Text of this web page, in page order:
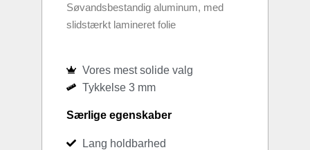
Søvandsbestandig aluminum, med
slidstærkt lamineret folie
Vores mest solide valg
Tykkelse 3 mm
Særlige egenskaber
Lang holdbarhed